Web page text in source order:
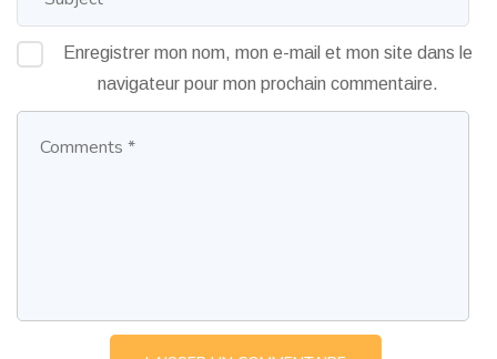
Enregistrer mon nom, mon e-mail et mon site dans le
navigateur pour mon prochain commentaire.